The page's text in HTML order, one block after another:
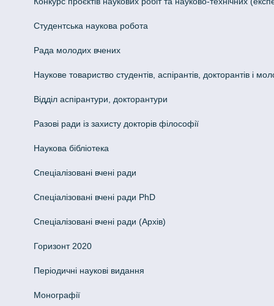
Студентська наукова робота
Рада молодих вчених
Наукове товариство студентів, аспірантів, докторантів і
Відділ аспірантури, докторантури
Разові ради із захисту докторів філософії
Наукова бібліотека
Спеціалізовані вчені ради
Спеціалізовані вчені ради PhD
Спеціалізовані вчені ради (Архів)
Горизонт 2020
Періодичні наукові видання
Монографії